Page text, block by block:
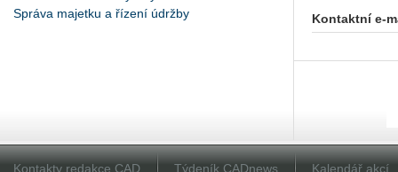
Správa majetku a řízení údržby
Kontaktní e-
Kontakty redakce CAD Týdeník CADnews Kalendář akcí